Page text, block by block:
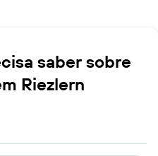
saber sobre
Riezlern